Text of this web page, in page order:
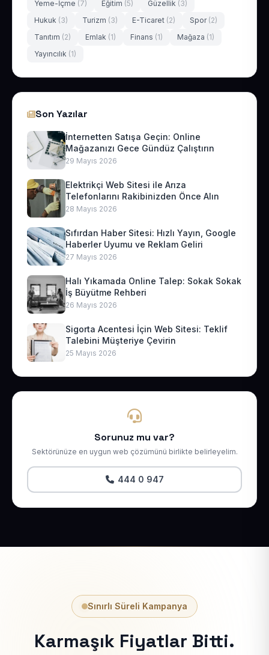
Yeme-İçme (7) Eğitim (5) Güzellik (3)
Hukuk (3) Turizm (3) E-Ticaret (2) Spor (2)
Tanıtım (2) Emlak (1) Finans (1) Mağaza (1)
Yayıncılık (1)
Son Yazılar
İnternetten Satışa Geçin: Online
Mağazanızı Gece Gündüz Çalıştırın
29 Mayıs 2026
Elektrikçi Web Sitesi ile Arıza
Telefonlarını Rakibinizden Önce Alın
28 Mayıs 2026
Sıfırdan Haber Sitesi: Hızlı Yayın, Google
Haberler Uyumu ve Reklam Geliri
27 Mayıs 2026
Halı Yıkamada Online Talep: Sokak Sokak
İş Büyütme Rehberi
26 Mayıs 2026
Sigorta Acentesi İçin Web Sitesi: Teklif
Talebini Müşteriye Çevirin
25 Mayıs 2026
Sorunuz mu var?
Sektörünüze en uygun web çözümünü birlikte belirleyelim.
444 0 947
Sınırlı Süreli Kampanya
Karmaşık Fiyatlar Bitti.